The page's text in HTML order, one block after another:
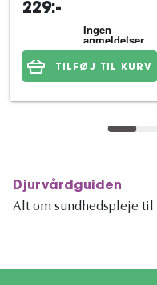
229:-
TILFØJ TIL KURV
Djurvårdguiden
Alt om sundhedspleje til